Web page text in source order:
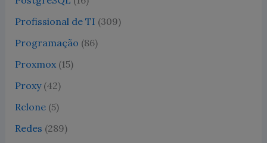
Profissional de TI (309)
Programação (86)
Proxmox(15)
Proxy(42)
Rclone(5)
Redes (289)